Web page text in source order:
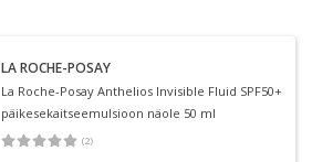
LA ROCHE-POSAY
La Roche-Posay Anthelios Invisible Fluid SPF50+
päikesekaitseemulsioon näole 50 ml
(2)
Keskmine hinnang 5.00